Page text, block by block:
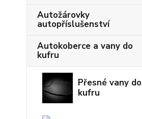
Autožárovky
autopříslušenství
Autokoberce a vany do
kufru
Přesné vany do
kufru